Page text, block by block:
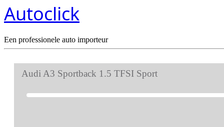
Autoclick
Een professionele auto importeur
Audi A3 Sportback 1.5 TFSI Sport